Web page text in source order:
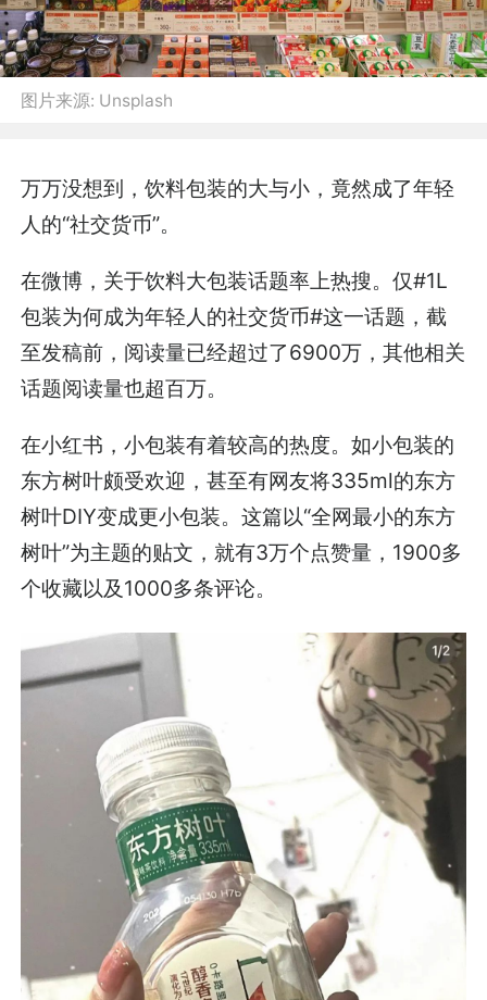
图片来源: Unsplash
万万没想到，饮料包装的大与小，竟然成了年轻
人的“社交货币”。
在微博，关于饮料大包装话题率上热搜。仅#1L
包装为何成为年轻人的社交货币#这一话题，截
至发稿前，阅读量已经超过了6900万，其他相关
话题阅读量也超百万。
在小红书，小包装有着较高的热度。如小包装的
东方树叶颇受欢迎，甚至有网友将335ml的东方
树叶DIY变成更小包装。这篇以“全网最小的东方
树叶”为主题的贴文，就有3万个点赞量，1900多
个收藏以及1000多条评论。